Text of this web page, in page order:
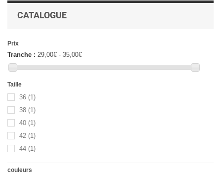
CATALOGUE
Prix
Tranche : 29,00€ - 35,00€
Taille
36 (1)
38 (1)
40 (1)
42 (1)
44 (1)
couleurs